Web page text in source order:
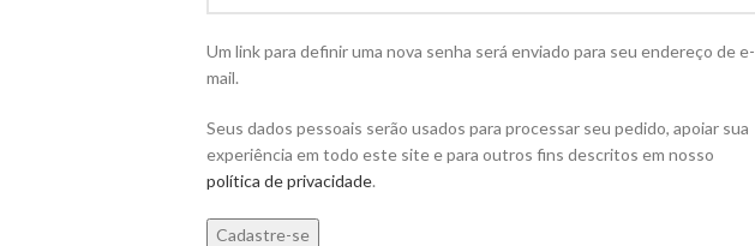
Um link para definir uma nova senha será enviado para seu endereço de e-
mail.
Seus dados pessoais serão usados ​​para processar seu pedido, apoiar sua
experiência em todo este site e para outros fins descritos em nosso
política de privacidade.
Cadastre-se